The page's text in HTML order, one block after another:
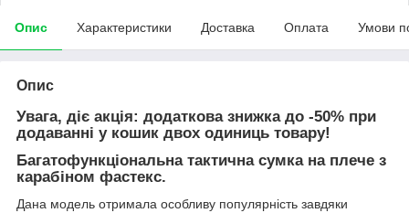
Опис Характеристики Доставка Оплата Умови
Опис
Увага, діє акція: додаткова знижка до -50% при
додаванні у кошик двох одиниць товару!
Багатофункціональна тактична сумка на плече з
карабіном фастекс.
Дана модель отримала особливу популярність завдяки